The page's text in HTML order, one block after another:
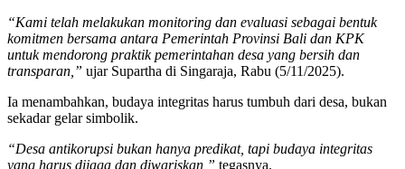
“Kami telah melakukan monitoring dan evaluasi sebagai bentuk
komitmen bersama antara Pemerintah Provinsi Bali dan KPK
untuk mendorong praktik pemerintahan desa yang bersih dan
transparan,” ujar Supartha di Singaraja, Rabu (5/11/2025).
Ia menambahkan, budaya integritas harus tumbuh dari desa, bukan
sekadar gelar simbolik.
“Desa antikorupsi bukan hanya predikat, tapi budaya integritas
yang harus dijaga dan diwariskan,” tegasnya.